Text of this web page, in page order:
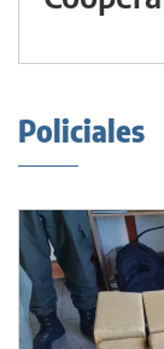
Policiales